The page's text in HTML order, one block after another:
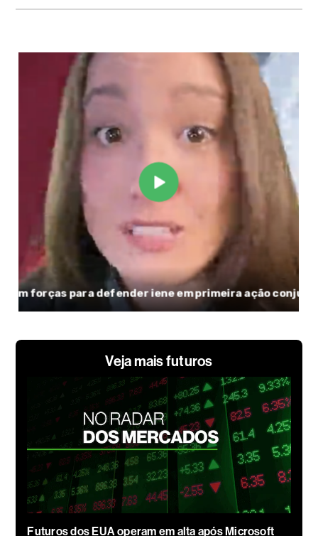
Veja mais futuros
Futuros dos EUA operam em alta após Microsoft